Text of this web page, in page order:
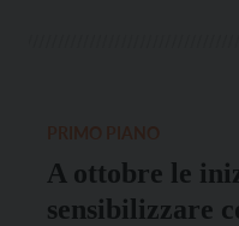
A ottobre le
sensibilizzare